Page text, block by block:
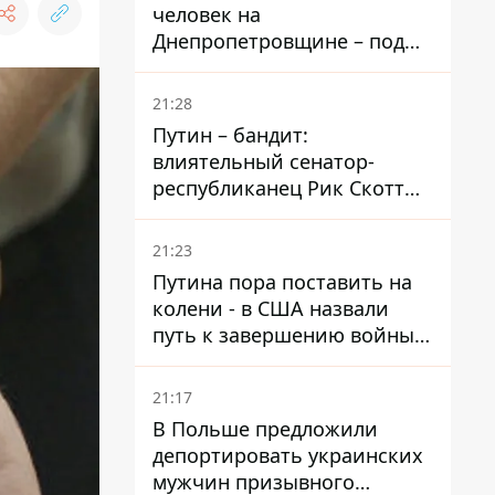
человек на
Днепропетровщине – под
ударами оказались пять
районов области
21:28
Путин – бандит:
влиятельный сенатор-
республиканец Рик Скотт
призвал Конгресс привлечь
РФ к ответственности за
21:23
Путина пора поставить на
колени - в США назвали
путь к завершению войны -
National Security Journal
21:17
В Польше предложили
депортировать украинских
мужчин призывного